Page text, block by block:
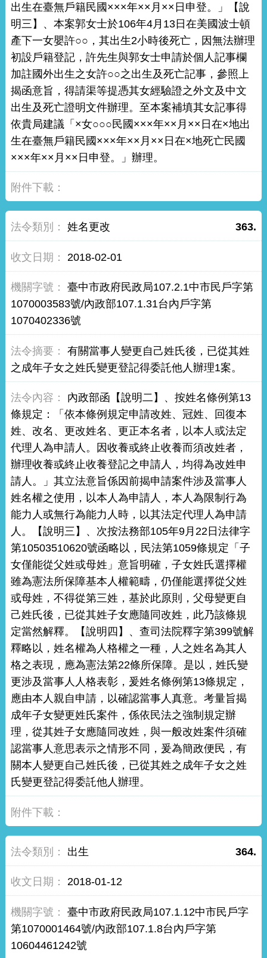
出生在臺無戶籍民國×××年××月××日申登。」【說
明三】、本案郭女士於106年4月13日在美國波士頓
產下一女嬰許○○，其出生2小時後死亡，因無法辦理
初設戶籍登記，許先生與郭女士申請於個人記事欄
加註國外出生之女許○○之出生及死亡記事，參照上
揭函意旨，得請渠等提憑其女經驗證之外文及中文
出生及死亡證明文件辦理。至本案補填其女記事得
依貴局建議「×女○○○民國×××年××月××日在×地出
生在臺無戶籍民國×××年××月××日在×地死亡民國
×××年××月××日申登。」辦理。
363.
姓名更改
2018-02-01
臺中市政府民政局107.2.1中市民戶字第
1070003583號/內政部107.1.31台內戶字第
1070402336號
有關當事人變更自己姓氏後，已從其姓
之成年子女之姓氏變更登記得委託他人辦理1案。
內政部函【說明二】、按姓名條例第13
條規定：「依本條例規定申請改姓、冠姓、回復本
姓、改名、更改姓名、更正本名者，以本人或法定
代理人為申請人。因收養或終止收養而須改姓者，
辦理收養或終止收養登記之申請人，均得為改姓申
請人。」其立法意旨係因前揭申請案件涉及當事人
姓名權之使用，以本人為申請人，本人為限制行為
能力人或無行為能力人時，以其法定代理人為申請
人。【說明三】、次按法務部105年9月22日法律字
第10503510620號函略以，民法第1059條規定「子
女僅能從父姓或母姓」意旨明確，子女姓氏選擇權
雖為憲法所保障基本人權範疇，仍僅能選擇從父姓
或母姓，不得從第三姓，基於此原則，父母變更自
己姓氏後，已從其姓子女應隨同改姓，此乃該條規
定當然解釋。【說明四】、查司法院釋字第399號解
釋略以，姓名權為人格權之一種，人之姓名為其人
格之表現，應為憲法第22條所保障。是以，姓氏變
更涉及當事人人格表彰，爰姓名條例第13條規定，
應由本人親自申請，以確認當事人真意。考量旨揭
成年子女變更姓氏案件，係依民法之強制規定辦
理，從其姓子女應隨同改姓，與一般改姓案件須確
認當事人意思表示之情形不同，爰為簡政便民，有
關本人變更自己姓氏後，已從其姓之成年子女之姓
氏變更登記得委託他人辦理。
364.
出生
2018-01-12
臺中市政府民政局107.1.12中市民戶字
第1070001464號/內政部107.1.8台內戶字第
10604461242號